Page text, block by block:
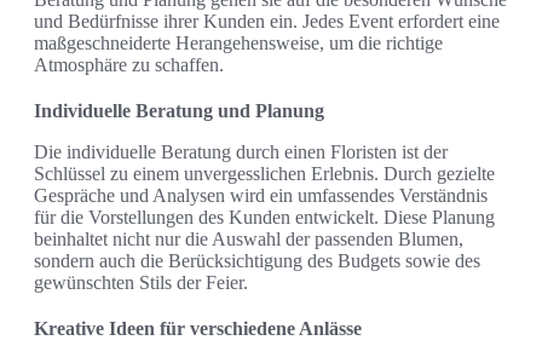
und Bedürfnisse ihrer Kunden ein. Jedes Event erfordert eine
maßgeschneiderte Herangehensweise, um die richtige
Atmosphäre zu schaffen.
Individuelle Beratung und Planung
Die individuelle Beratung durch einen Floristen ist der
Schlüssel zu einem unvergesslichen Erlebnis. Durch gezielte
Gespräche und Analysen wird ein umfassendes Verständnis
für die Vorstellungen des Kunden entwickelt. Diese Planung
beinhaltet nicht nur die Auswahl der passenden Blumen,
sondern auch die Berücksichtigung des Budgets sowie des
gewünschten Stils der Feier.
Kreative Ideen für verschiedene Anlässe